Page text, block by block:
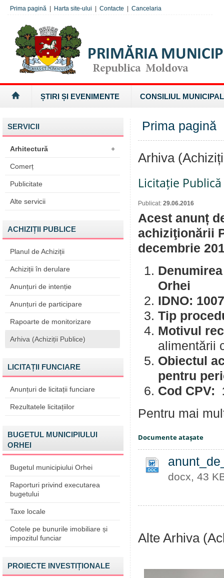
Prima pagină Harta site-ului Contacte Cancelaria
ȘTIRI ȘI EVENIMENTE CONSILIUL MUNICIPAL
SERVICII
Arhitectură +
Comerț
Publicitate
Alte servicii
ACHIZIȚII PUBLICE
Planul de Achiziții
Achiziții în derulare
Anunțuri de intenție
Anunțuri de participare
Rapoarte de monitorizare
Arhiva (Achiziții Publice)
LICITAȚII FUNCIARE
Anunțuri de licitații funciare
Rezultatele licitațiilor
BUGETUL MUNICIPIULUI
ORHEI
Bugetul municipiului Orhei
Raporturi privind executarea
bugetului
Taxe locale
Cotele pe bunurile imobiliare și
impozitul funciar
PROIECTE INVESTIȚIONALE
Prima pagină
Arhiva
Licitație
Publicat: 29.06.2016
Acest anunț
achiziţionării
decembrie
Orhei
IDNO:
Tip
Motivul
alimentării
pentru
Cod CPV:
Pentru mai
Documente ataşate
docx, 43
Alte Arhiva